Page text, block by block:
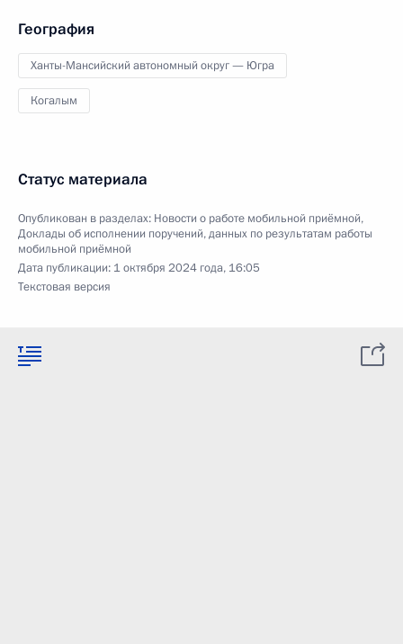
География
Ханты-Мансийский автономный округ — Югра
Когалым
Статус материала
Опубликован в разделах: Новости о работе мобильной приёмной,
Доклады об исполнении поручений, данных по результатам работы
мобильной приёмной
Дата публикации: 1 октября 2024 года, 16:05
Текстовая версия